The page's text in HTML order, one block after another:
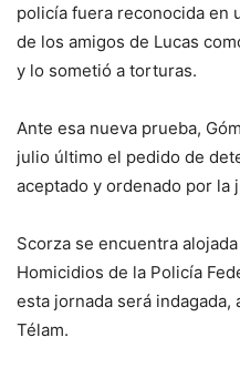
policía fuera reconocida en
de los amigos de Lucas
y lo sometió a torturas.
Ante esa nueva prueba,
julio último el pedido de
aceptado y ordenado por la
Scorza se encuentra
Homicidios de la Policía
esta jornada será
Télam.